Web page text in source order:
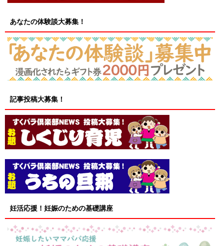
あなたの体験談大募集！
記事投稿大募集！
妊活応援！妊娠のための基礎講座